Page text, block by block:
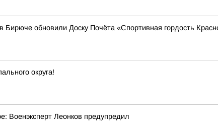
обновили Доску Почёта «Спортивная гордость
округа!
Военэксперт Леонков предупредил